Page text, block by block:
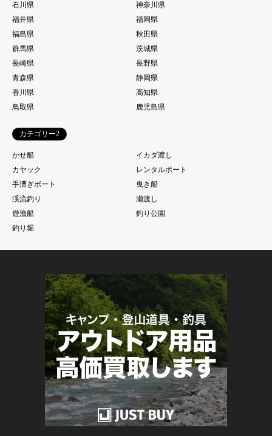
石川県
神奈川県
福井県
福岡県
福島県
秋田県
群馬県
茨城県
長崎県
長野県
青森県
静岡県
香川県
高知県
鳥取県
鹿児島県
カテゴリー2
かせ船
イカダ渡し
カヤック
レンタルボート
手漕ぎボート
曳き船
渓流釣り
瀬渡し
遊漁船
釣り公園
釣り堀